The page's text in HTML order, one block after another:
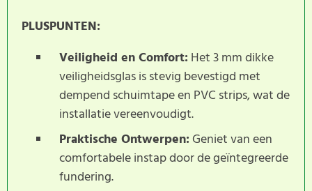
PLUSPUNTEN:
Veiligheid en Comfort: Het 3 mm dikke
veiligheidsglas is stevig bevestigd met
dempend schuimtape en PVC strips, wat de
installatie vereenvoudigt.
Praktische Ontwerpen: Geniet van een
comfortabele instap door de geïntegreerde
fundering.